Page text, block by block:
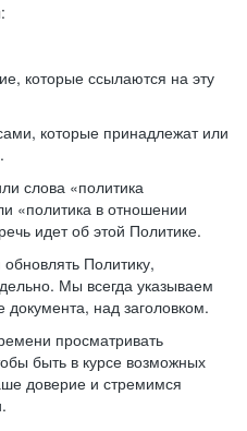
которые ссылаются на эту
которые принадлежат или
слова «политика
«политика в отношении
идет об этой Политике.
Политику,
Мы всегда указываем
документа, над заголовком.
просматривать
быть в курсе возможных
доверие и стремимся